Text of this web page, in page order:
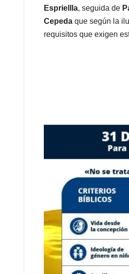
p
k
n
Espriellla, seguida de
Cepeda que según la
requisitos que exigen